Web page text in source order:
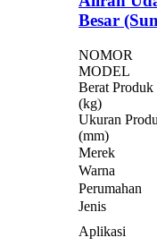
Besar
NOMOR
MODEL
Berat Produk
(kg)
Ukuran
(mm)
Merek
Warna
Perumahan
Jenis
Aplikasi